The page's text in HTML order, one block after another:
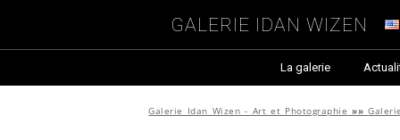
Galerie Idan Wizen
La galerie
Galerie Idan Wizen - Art et Photographie »»